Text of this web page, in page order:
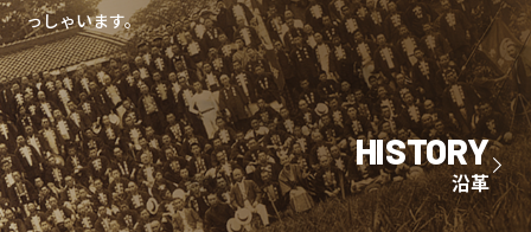
っしゃいます。
HISTORY
沿革